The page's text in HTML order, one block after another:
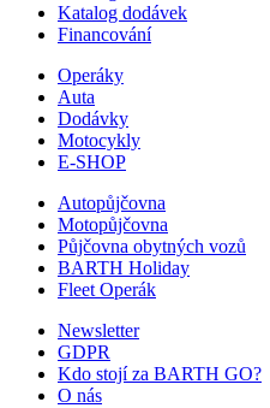
Katalog dodávek
Financování
Operáky
Auta
Dodávky
Motocykly
E-SHOP
Autopůjčovna
Motopůjčovna
Půjčovna obytných vozů
BARTH Holiday
Fleet Operák
Newsletter
GDPR
Kdo stojí za BARTH GO?
O nás